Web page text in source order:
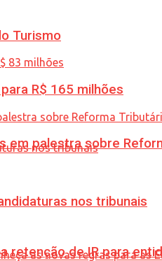
nos tribunais
Turismo
R$ 165 milhões
em palestra sobre
retenção de IR para